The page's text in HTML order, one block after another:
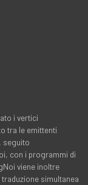
i vertici
tra le emittenti
seguito
con i programmi di
viene inoltre
simultanea